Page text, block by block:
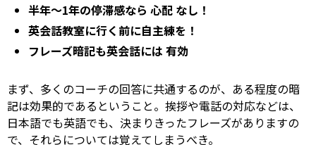
半年～1年の停滞感なら 心配 なし！
英会話教室に行く前に自主練を！
フレーズ暗記も英会話には 有効
まず、多くのコーチの回答に共通するのが、ある程度の暗
記は効果的であるということ。挨拶や電話の対応などは、
日本語でも英語でも、決まりきったフレーズがありますの
で、それらについては覚えてしまうべき。